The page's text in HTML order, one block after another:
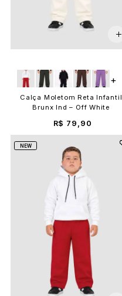
Calça Moletom Reta Infantil
Brunx Ind – Off White
R$ 79,90
+
NEW